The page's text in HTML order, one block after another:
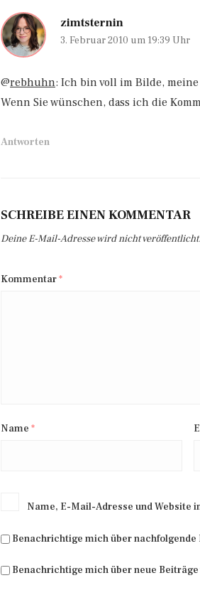
zimtsternin
3. Februar 2010 um 19:39 Uhr
@rebhuhn: Ich bin voll im Bilde,
Wenn Sie wünschen, dass ich die
Antworten
SCHREIBE EINEN KOMMENTAR
Deine E-Mail-Adresse wird nicht veröffentlicht.
Kommentar*
Name *
Name, E-Mail-Adresse und Website
Benachrichtige mich über
Benachrichtige mich über neue